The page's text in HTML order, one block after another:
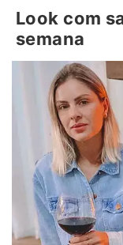
Look com
semana